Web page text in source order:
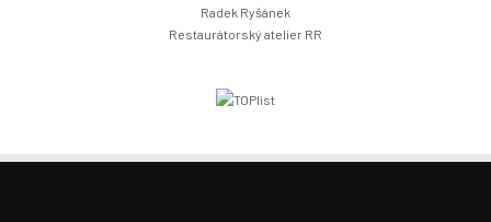
Radek Ryšánek
Restaurátorský atelier RR